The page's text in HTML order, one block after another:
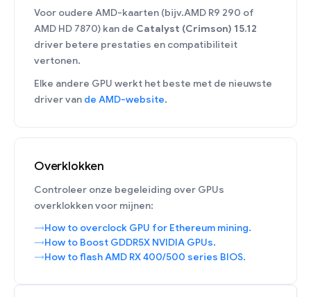
Voor oudere AMD-kaarten (bijv.AMD R9 290 of
AMD HD 7870) kan de Catalyst (Crimson) 15.12
driver betere prestaties en compatibiliteit
vertonen.
Elke andere GPU werkt het beste met de nieuwste
driver van de AMD-website.
Overklokken
Controleer onze begeleiding over GPUs
overklokken voor mijnen:
How to overclock GPU for Ethereum mining.
How to Boost GDDR5X NVIDIA GPUs.
How to flash AMD RX 400/500 series BIOS.